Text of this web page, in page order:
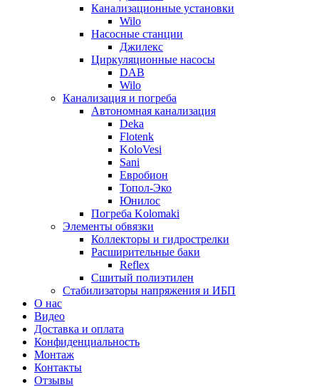
Канализационные установки
Wilo
Насосные станции
Джилекс
Циркуляционные насосы
DAB
Wilo
Канализация и погреба
Автономная канализация
Deka
Flotenk
KoloVesi
Sani
Евробион
Топол-Эко
Юнилос
Погреба Kolomaki
Элементы обвязки
Коллекторы и гидрострелки
Расширительные баки
Reflex
Сшитый полиэтилен
Стабилизаторы напряжения и ИБП
О нас
Видео
Доставка и оплата
Конфиденциальность
Монтаж
Контакты
Отзывы